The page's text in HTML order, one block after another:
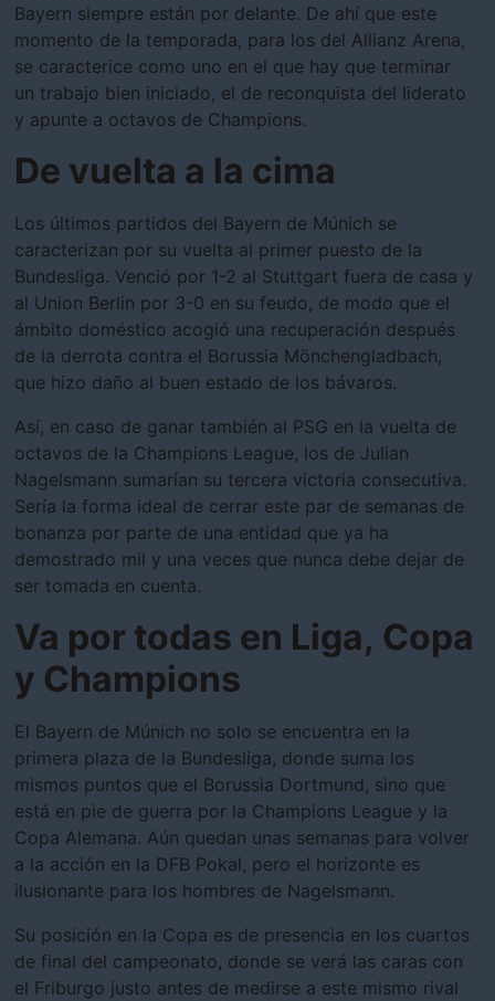
Bayern siempre están por delante. De ahí que este
momento de la temporada, para los del Allianz Arena,
se caracterice como uno en el que hay que terminar
un trabajo bien iniciado, el de reconquista del liderato
y apunte a octavos de Champions.
De vuelta a la cima
Los últimos partidos del Bayern de Múnich se
caracterizan por su vuelta al primer puesto de la
Bundesliga. Venció por 1-2 al Stuttgart fuera de casa y
al Union Berlin por 3-0 en su feudo, de modo que el
ámbito doméstico acogió una recuperación después
de la derrota contra el Borussia Mönchengladbach,
que hizo daño al buen estado de los bávaros.
Así, en caso de ganar también al PSG en la vuelta de
octavos de la Champions League, los de Julian
Nagelsmann sumarían su tercera victoria consecutiva.
Sería la forma ideal de cerrar este par de semanas de
bonanza por parte de una entidad que ya ha
demostrado mil y una veces que nunca debe dejar de
ser tomada en cuenta.
Va por todas en Liga, Copa
y Champions
El Bayern de Múnich no solo se encuentra en la
primera plaza de la Bundesliga, donde suma los
mismos puntos que el Borussia Dortmund, sino que
está en pie de guerra por la Champions League y la
Copa Alemana. Aún quedan unas semanas para volver
a la acción en la DFB Pokal, pero el horizonte es
ilusionante para los hombres de Nagelsmann.
Su posición en la Copa es de presencia en los cuartos
de final del campeonato, donde se verá las caras con
el Friburgo justo antes de medirse a este mismo rival